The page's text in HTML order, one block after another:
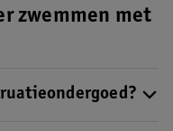
zwemmen met